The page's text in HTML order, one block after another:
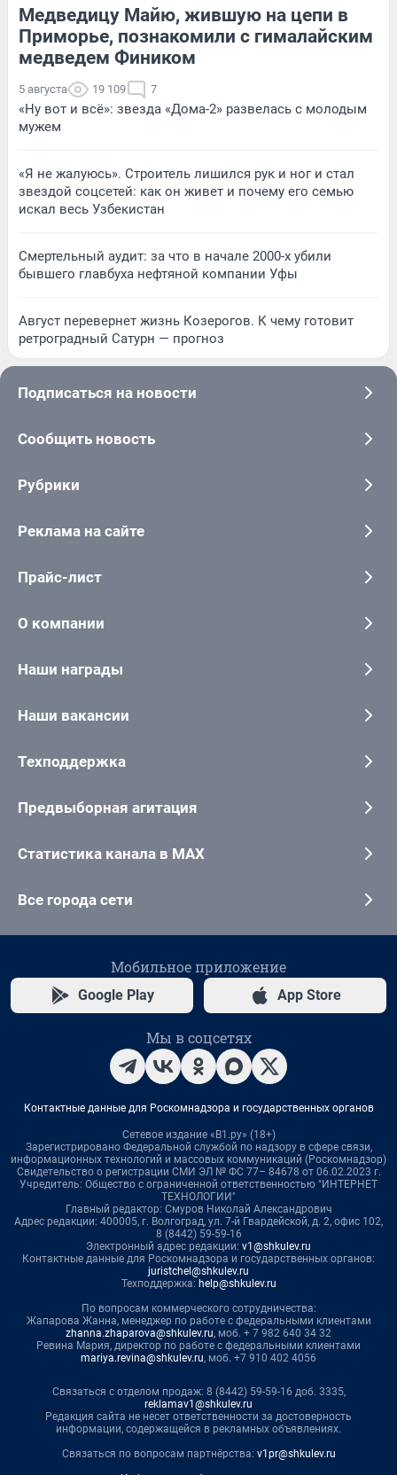
Медведицу Майю, жившую на цепи в
Приморье, познакомили с гималайским
медведем Фиником
5 августа 19 109 7
«Ну вот и всё»: звезда «Дома-2» развелась с молодым
мужем
«Я не жалуюсь». Строитель лишился рук и ног и стал
звездой соцсетей: как он живет и почему его семью
искал весь Узбекистан
Смертельный аудит: за что в начале 2000-х убили
бывшего главбуха нефтяной компании Уфы
Август перевернет жизнь Козерогов. К чему готовит
ретроградный Сатурн — прогноз
Подписаться на новости
Сообщить новость
Рубрики
Реклама на сайте
Прайс-лист
О компании
Наши награды
Наши вакансии
Техподдержка
Предвыборная агитация
Статистика канала в MAX
Все города сети
Мобильное приложение
Google Play App Store
Мы в соцсетях
Контактные данные для Роскомнадзора и государственных органов
Сетевое издание «В1.ру» (18+)
Зарегистрировано Федеральной службой по надзору в сфере связи,
информационных технологий и массовых коммуникаций (Роскомнадзор)
Свидетельство о регистрации СМИ ЭЛ № ФС 77– 84678 от 06.02.2023 г.
Учредитель: Общество с ограниченной ответственностью "ИНТЕРНЕТ
ТЕХНОЛОГИИ"
Главный редактор: Смуров Николай Александрович
Адрес редакции: 400005, г. Волгоград, ул. 7-й Гвардейской, д. 2, офис 102,
8 (8442) 59-59-16
Электронный адрес редакции: v1@shkulev.ru
Контактные данные для Роскомнадзора и государственных органов:
juristchel@shkulev.ru
Техподдержка: help@shkulev.ru
По вопросам коммерческого сотрудничества:
Жапарова Жанна, менеджер по работе с федеральными клиентами
zhanna.zhaparova@shkulev.ru, моб. + 7 982 640 34 32
Ревина Мария, директор по работе с федеральными клиентами
mariya.revina@shkulev.ru, моб. +7 910 402 4056
Связаться с отделом продаж: 8 (8442) 59-59-16 доб. 3335,
reklamav1@shkulev.ru
Редакция сайта не несет ответственности за достоверность
информации, содержащейся в рекламных объявлениях.
Связаться по вопросам партнёрства: v1pr@shkulev.ru